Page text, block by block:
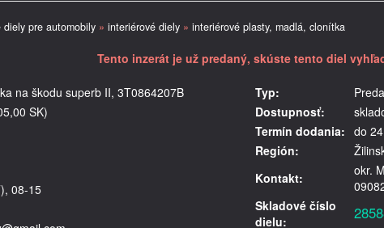
diely pre automobily » interiérové diely » interiérové plasty, madlá, clonítka
Tento inzerát je už predaný, skúste tento diel
na škodu superb II, 3T0864207B
SK)
08-15
Typ:
Dostupnosť:
Termín dodania: do
Región:
Kontakt:
okr.
Skladové číslo
dielu: